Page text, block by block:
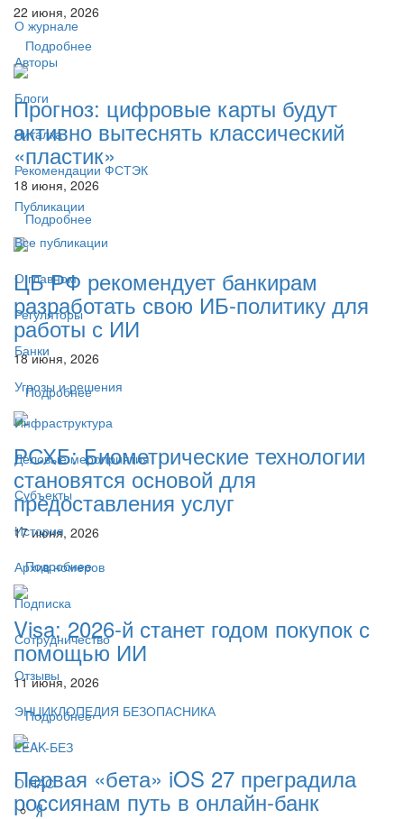
О журнале
Авторы
Блоги
Читалка
Рекомендации ФСТЭК
Публикации
Все публикации
О главном
Регуляторы
Банки
Угрозы и решения
Инфраструктура
Деловые мероприятия
Субъекты
История
Архив номеров
Подписка
Сотрудничество
Отзывы
ЭНЦИКЛОПЕДИЯ БЕЗОПАСНИКА
LEAK-БЕЗ
О НАС
22 июня, 2026
Подробнее
Прогноз: цифровые карты будут
активно вытеснять классический
«пластик»
18 июня, 2026
Подробнее
ЦБ РФ рекомендует банкирам
разработать свою ИБ-политику для
работы с ИИ
18 июня, 2026
Подробнее
РСХБ: Биометрические технологии
становятся основой для
предоставления услуг
17 июня, 2026
Подробнее
Visa: 2026-й станет годом покупок с
помощью ИИ
11 июня, 2026
Подробнее
Первая «бета» iOS 27 преградила
россиянам путь в онлайн-банк